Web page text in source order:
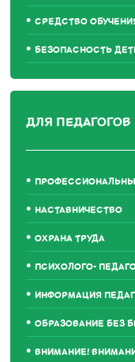
СРЕДСТВО
БЕЗОПАСНОСТЬ
ДЛЯ ПЕДАГОГОВ
НАСТАВНИЧЕСТВО
ОХРАНА ТРУДА
ПСИХОЛОГО-
ИНФОРМАЦИЯ
ОБРАЗОВАНИЕ БЕЗ
ВНИМАНИЕ!